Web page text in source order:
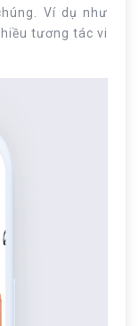
Ví dụ như
tương tác vi